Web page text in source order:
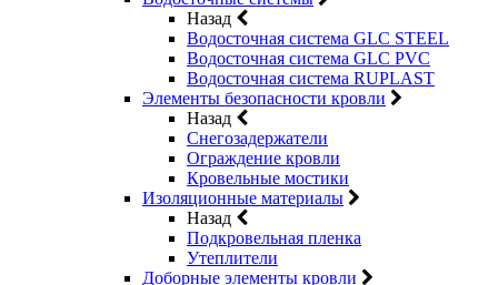
Назад
Водосточная система GLC STEEL
Водосточная система GLC PVC
Водосточная система RUPLAST
Элементы безопасности кровли
Назад
Снегозадержатели
Ограждение кровли
Кровельные мостики
Изоляционные материалы
Назад
Подкровельная пленка
Утеплители
Доборные элементы кровли